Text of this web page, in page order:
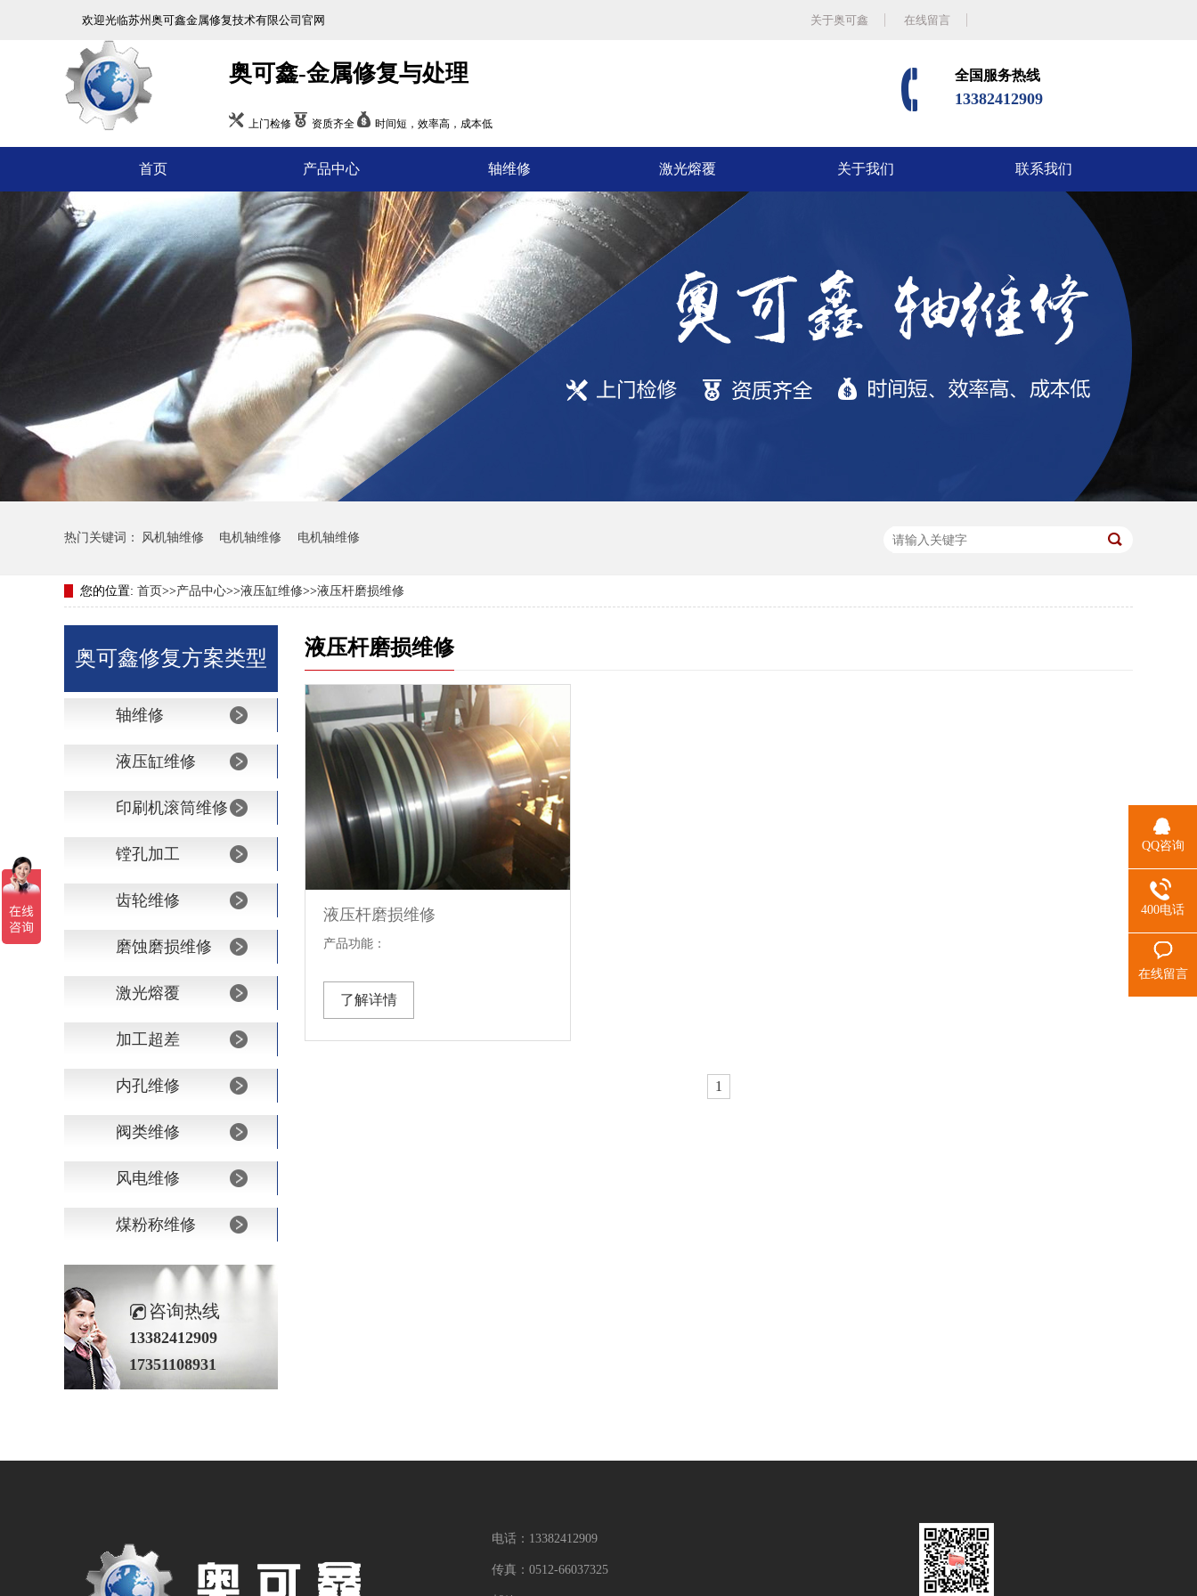
欢迎光临苏州奥可鑫金属修复技术有限公司官网 关于奥可鑫 在线留言
奥可鑫-金属修复与处理
上门检修 资质齐全 时间短，效率高，成本低
全国服务热线
13382412909
首页 产品中心 轴维修 激光熔覆 关于我们 联系我们
热门关键词： 风机轴维修 电机轴维修 电机轴维修
您的位置: 首页>>产品中心>>液压缸维修>>液压杆磨损维修
奥可鑫修复方案类型
轴维修
液压缸维修
印刷机滚筒维修
镗孔加工
齿轮维修
磨蚀磨损维修
激光熔覆
加工超差
内孔维修
阀类维修
风电维修
煤粉称维修
咨询热线
13382412909
17351108931
液压杆磨损维修
液压杆磨损维修
产品功能：
了解详情
1
电话： 13382412909
传真： 0512-66037325
QQ咨询
400电话
在线留言